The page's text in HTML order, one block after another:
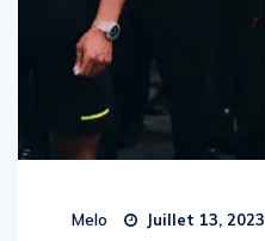
Melo Juillet 13, 2023